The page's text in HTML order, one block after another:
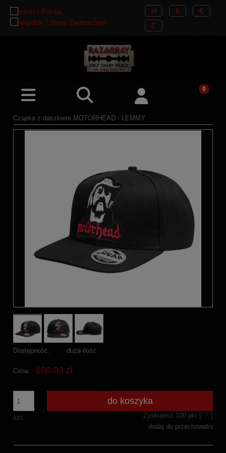
Czapka z daszkiem MOTORHEAD - LEMMY
Dostępność: duża ilość
Cena: 100,00 zł
szt.
do koszyka
Zyskujesz 100pkt [ ? ]
dodaj do przechowalni